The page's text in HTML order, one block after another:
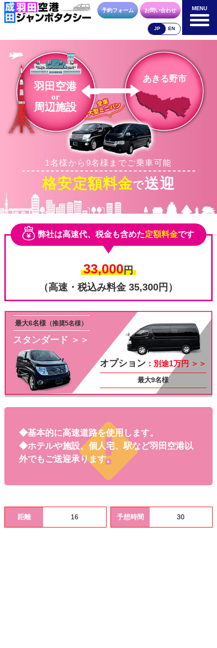
MENU
成田空港
料金表
空港送迎以外
料金表
車種・荷物 お支払方法 合流方法
お問合せ 予約フォーム
その他
料金
予約フォーム お問い合わせ
JP EN
MENU
羽田空港
or
周辺施設
あきる野市
1名様から9名様までご乗車可能
格安定額料金で送迎
弊社は高速代、税金も含めた定額料金です
33,000円
（高速・税込み料金 35,300円）
スタンダード ＞＞
最大6名様 （推奨5名様）
オプション ：別途1万円 ＞＞
最大9名様
◆基本的に高速道路を使用します。
◆ホテルや施設、個人宅、駅など羽田空港以
外でもご送迎承ります。
距離 16 予想時間 30